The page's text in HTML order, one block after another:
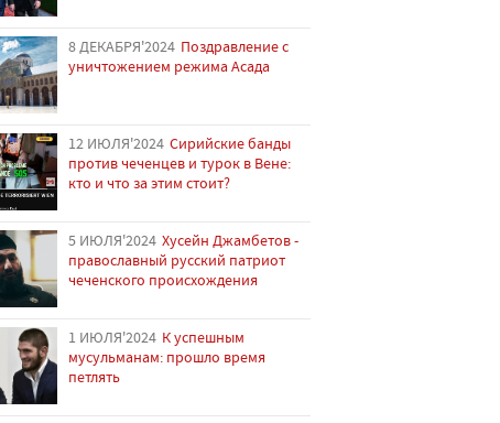
8 ДЕКАБРЯ'2024 Поздравление с
уничтожением режима Асада
12 ИЮЛЯ'2024 Сирийские банды
против чеченцев и турок в Вене:
кто и что за этим стоит?
5 ИЮЛЯ'2024 Хусейн Джамбетов -
православный русский патриот
чеченского происхождения
1 ИЮЛЯ'2024 К успешным
мусульманам: прошло время
петлять